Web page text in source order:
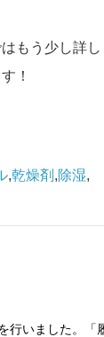
もう少し詳
！
,乾燥剤 ,除湿,
行いました。「